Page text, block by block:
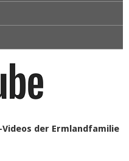
Videos der Ermlandfamilie